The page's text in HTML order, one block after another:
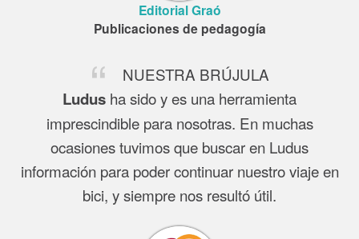
Editorial Graó
Publicaciones de pedagogía
NUESTRA BRÚJULA
Ludus ha sido y es una herramienta
imprescindible para nosotras. En muchas
ocasiones tuvimos que buscar en Ludus
información para poder continuar nuestro viaje en
bici, y siempre nos resultó útil.